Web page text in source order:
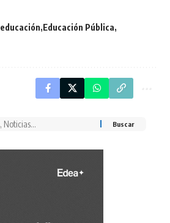
educación Educación Pública